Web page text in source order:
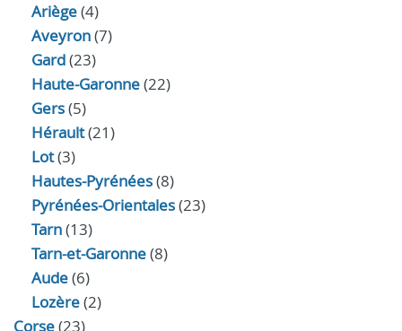
Ariège(4)
Aveyron(7)
Gard(23)
Haute-Garonne(22)
Gers(5)
Hérault(21)
Lot(3)
Hautes-Pyrénées(8)
Pyrénées-Orientales(23)
Tarn(13)
Tarn-et-Garonne(8)
Aude(6)
Lozère(2)
Corse(23)